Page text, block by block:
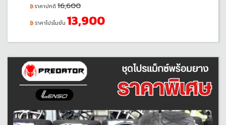
ราคาปกติ 16,600
ราคาโปรโมชั่น 13,900